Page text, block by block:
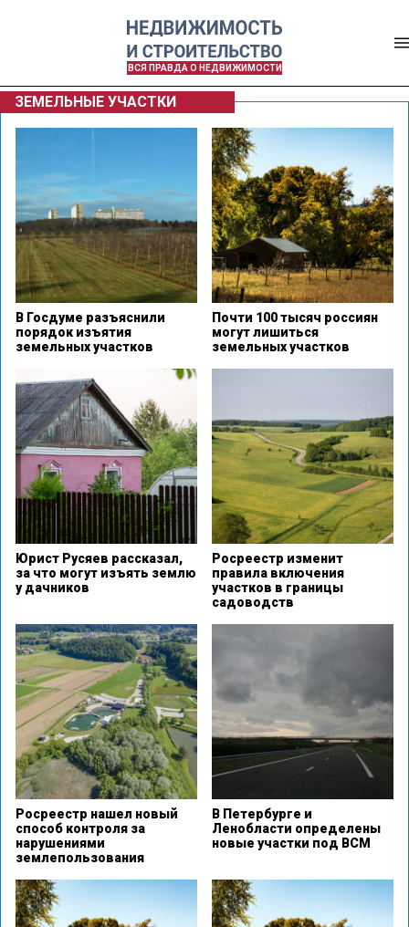
ВСЯ ПРАВДА О НЕДВИЖИМОСТИ
ЗЕМЕЛЬНЫЕ УЧАСТКИ
В Госдуме разъяснили
порядок изъятия
земельных участков
Почти 100 тысяч россиян
могут лишиться
земельных участков
Юрист Русяев рассказал,
за что могут изъять землю
у дачников
Росреестр изменит
правила включения
участков в границы
садоводств
Росреестр нашел новый
способ контроля за
нарушениями
землепользования
В Петербурге и
Ленобласти определены
новые участки под ВСМ